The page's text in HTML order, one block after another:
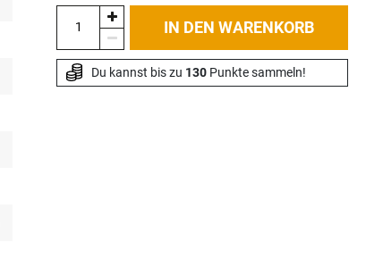
IN DEN WARENKORB
Du kannst bis zu 130 Punkte sammeln!